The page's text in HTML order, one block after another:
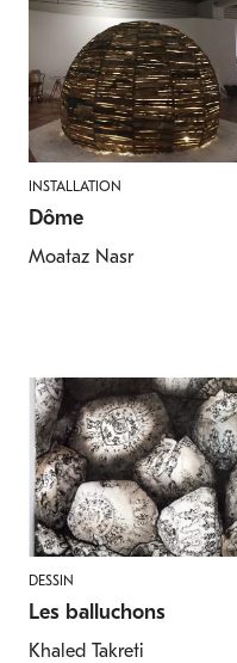
INSTALLATION
Dôme
Moataz Nasr
DESSIN
Les balluchons
Khaled Takreti